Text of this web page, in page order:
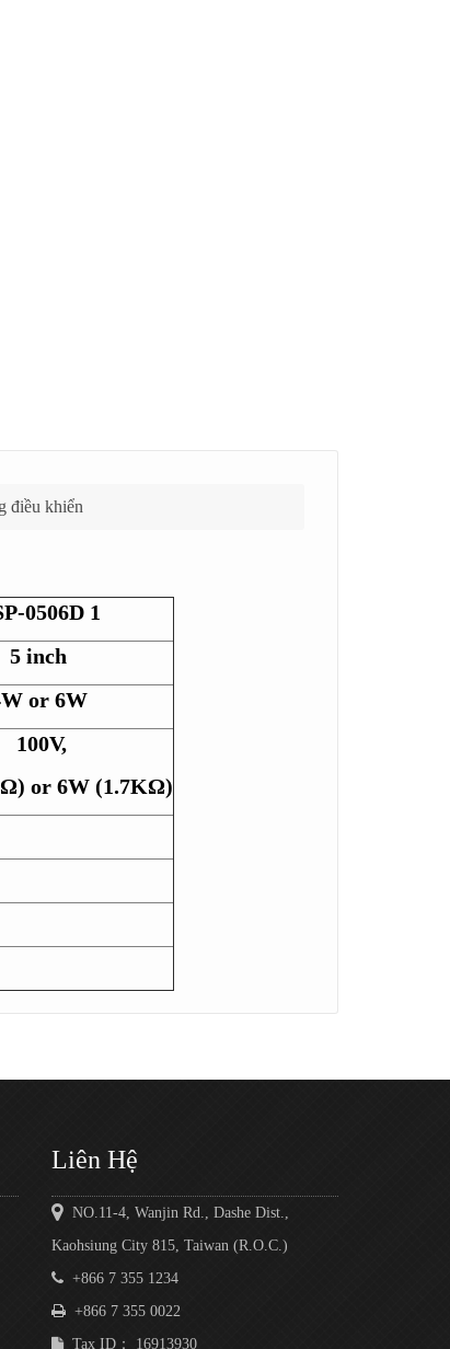
điều khiển
0506D 1
5 inch
or 6W
100V,
or 6W (1.7KΩ)
Liên Hệ
NO.11-4, Wanjin Rd., Dashe Dist.,
Kaohsiung City 815, Taiwan (R.O.C.)
+866 7 355 1234
+866 7 355 0022
Tax ID： 16913930